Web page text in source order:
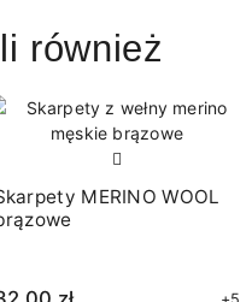
również
MERINO WOOL